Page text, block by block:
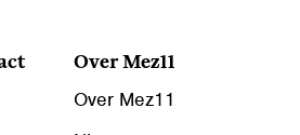
Over Mez11
Over Mez11